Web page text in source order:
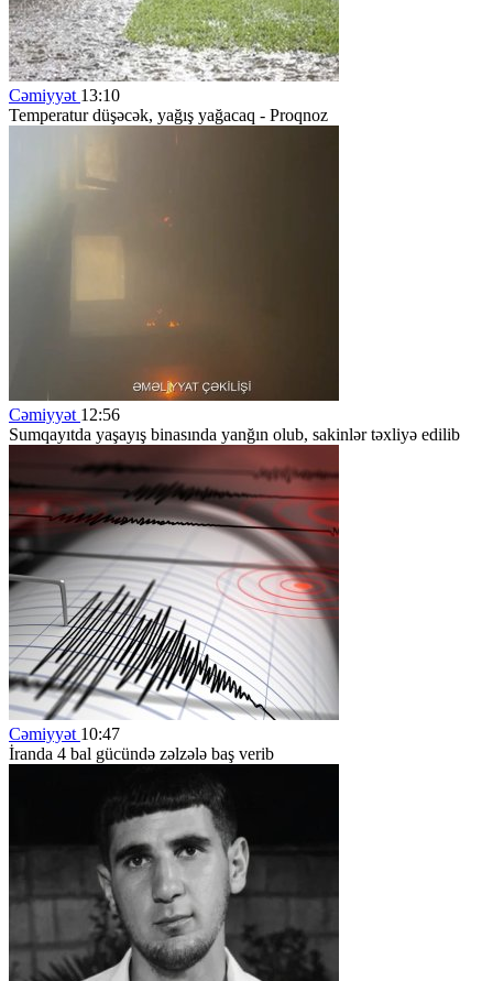
Cəmiyyət 13:10
Temperatur düşəcək, yağış yağacaq - Proqnoz
Cəmiyyət 12:56
Sumqayıtda yaşayış binasında yanğın olub, sakinlər təxliyə edilib
Cəmiyyət 10:47
İranda 4 bal gücündə zəlzələ baş verib